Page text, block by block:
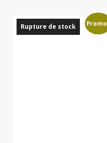
page
du
Rupture de stock